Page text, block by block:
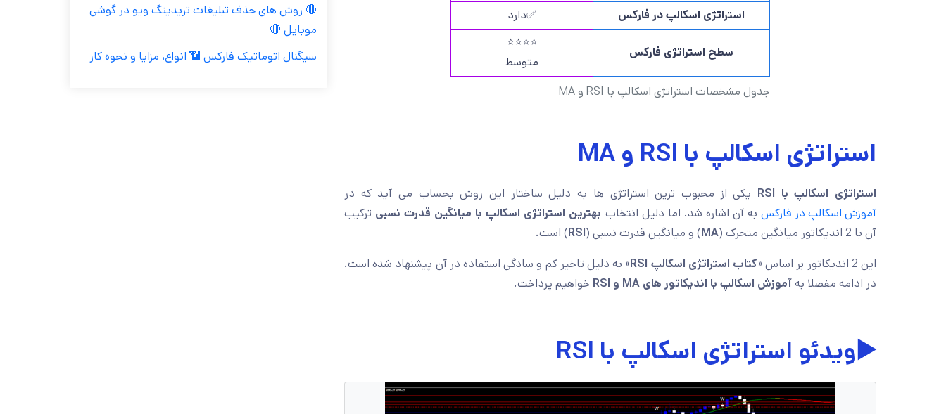
جدول مشخصات استراتژی اسکالپ با RSI و MA
استراتژی اسکالپ در فارکس ✅دارد
سطح استراتژی فارکس
⭐⭐⭐⭐
متوسط
استراتژی اسکالپ با RSI و MA
استراتژی اسکالپ با RSI
یکی از محبوب ترین استراتژی ها به دلیل ساختار این روش بحساب می آید که در
آموزش اسکالپ در فارکسبه آن اشاره شد. اما دلیل انتخاب بهترین استراتژی اسکالپ با میانگین قدرت نسبی ترکیب
آن با 2 اندیکاتور میانگین متحرک (
MA) و میانگین قدرت نسبی (RSI) است.
این 2 اندیکاتور بر اساس «
کتاب استراتژی اسکالپ RSI
» به دلیل تاخیر کم و سادگی استفاده در آن پیشنهاد شده است.
در ادامه مفصلا بهآموزش اسکالپ با اندیکاتور های MA و RSI خواهیم پرداخت.
▶️ویدئو استراتژی اسکالپ با RSI
🔴 روش های حذف تبلیغات تریدینگ ویو در گوشی
موبایل 🔴
سیگنال اتوماتیک فارکس 📶 انواع، مزایا و نحوه کار